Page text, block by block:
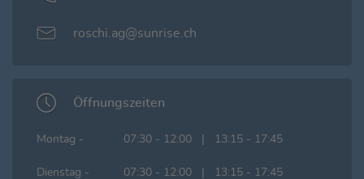
roschi.ag@sunrise.ch
Öffnungszeiten
Montag - 07:30 - 12:00 | 13:15 - 17:45
Dienstag - 07:30 - 12:00 | 13:15 - 17:45